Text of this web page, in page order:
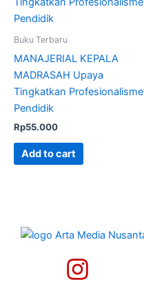
Buku Terbaru
MANAJERIAL KEPALA
MADRASAH Upaya
Tingkatkan Profesionalisme
Pendidik
Rp55.000
Add to cart